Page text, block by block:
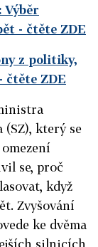
- čtěte ZDE
z politiky,
- čtěte ZDE
který se
se, proč
když
Zvyšování
ke dvěma
silnicích